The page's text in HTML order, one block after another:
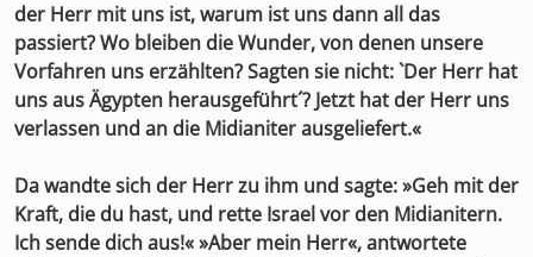
der Herr mit uns ist, warum ist uns dann all das
passiert? Wo bleiben die Wunder, von denen unsere
Vorfahren uns erzählten? Sagten sie nicht: `Der Herr hat
uns aus Ägypten herausgeführt´? Jetzt hat der Herr uns
verlassen und an die Midianiter ausgeliefert.«
Da wandte sich der Herr zu ihm und sagte: »Geh mit der
Kraft, die du hast, und rette Israel vor den Midianitern.
Ich sende dich aus!« »Aber mein Herr«, antwortete